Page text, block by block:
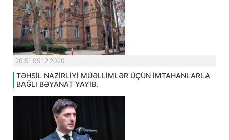
20:51 05.12.2020
TƏHSİL NAZİRLİYİ MÜƏLLİMLƏR ÜÇÜN İMTAHANLARLA
BAĞLI BƏYANAT YAYIB.